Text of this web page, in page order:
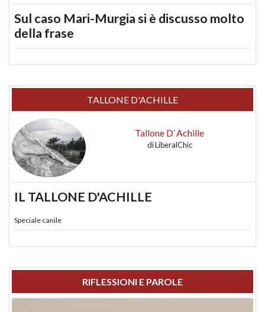
Sul caso Mari-Murgia si è discusso molto
della frase
TALLONE D'ACHILLE
Tallone D`Achille
diLiberalChic
IL TALLONE D'ACHILLE
Speciale canile
RIFLESSIONI E PAROLE